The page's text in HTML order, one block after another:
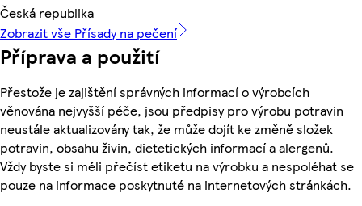
Česká republika
Zobrazit vše Přísady na pečení
Příprava a použití
Přestože je zajištění správných informací o výrobcích
věnována nejvyšší péče, jsou předpisy pro výrobu potravin
neustále aktualizovány tak, že může dojít ke změně složek
potravin, obsahu živin, dietetických informací a alergenů.
Vždy byste si měli přečíst etiketu na výrobku a nespoléhat se
pouze na informace poskytnuté na internetových stránkách.